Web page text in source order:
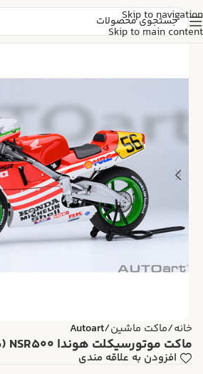
Skip to navigation
Skip to main content
خانه ماکت ماشین Autoart
ماکت موتورسیکلت هوندا NSR500 (شماره 56 گان کوما)
افزودن به علاقه مندی